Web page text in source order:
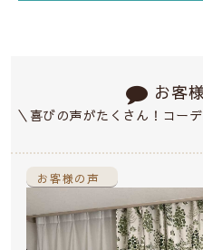
お客
＼喜びの声がたくさん！コー
お客様の声